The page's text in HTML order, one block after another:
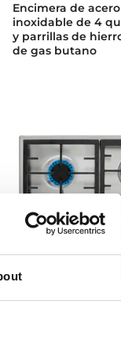
Encimera de acero
inoxidable de 4
y parrillas de
de gas butano